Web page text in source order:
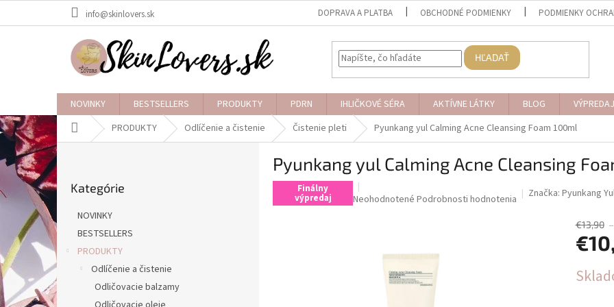
info@skinlovers.sk DOPRAVA A PLATBA OBCHODNÉ PODMIENKY PODMIENKY
HĽADAŤ
NOVINKY BESTSELLERS PRODUKTY PDRN IHLIČKOVÉ SÉRA AKTÍVNE LÁTKY BLOG VÝPREDAJ
DomovPRODUKTY Odlíčenie a čistenie Čistenie pleti Pyunkang yul Calming Acne Cleansing Foam 100ml
B
o
č
n
p
n
e
l
kategórie
Kategórie
NOVINKY
BESTSELLERS
PRODUKTY
Odlíčenie a čistenie
Odličovacie balzamy
Pyunkang yul Calming Acne Cleansing
Finálny
výpredaj
Priemerné
Neohodnotené Podrobnosti hodnotenia Značka: Pyunkang
€13,90
cena: